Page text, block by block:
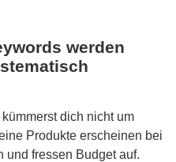
werden
dich nicht um
Produkte erscheinen bei
und fressen Budget auf.